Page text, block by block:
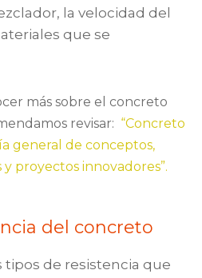
la velocidad del
que se
más sobre el concreto
revisar: “Concreto
general de conceptos,
proyectos innovadores”.
del concreto
tipos de resistencia que